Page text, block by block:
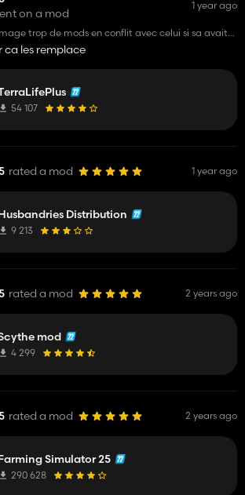
on a mod
1 year ago
trop de mods en conflit avec celui si sa avait
les remplace
54 107
rated a mod 1 year ago
Distribution
9 213
rated a mod 2 years ago
mod
4 299
rated a mod 2 years ago
Simulator 25
290 628